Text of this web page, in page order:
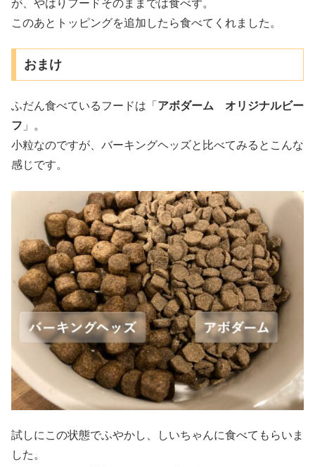
が、やはりフードそのままでは食べず。
このあとトッピングを追加したら食べてくれました。
おまけ
ふだん食べているフードは「 アボダーム オリジナルビー
フ 」。
小粒なのですが、バーキングヘッズと比べてみるとこんな
感じです。
試しにこの状態でふやかし、しいちゃんに食べてもらいま
した。